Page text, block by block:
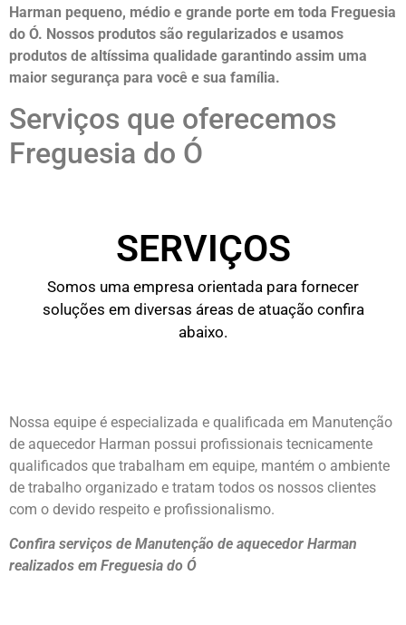
Harman pequeno, médio e grande porte em toda Freguesia
do Ó. Nossos produtos são regularizados e usamos
produtos de altíssima qualidade garantindo assim uma
maior segurança para você e sua família.
Serviços que oferecemos
Freguesia do Ó
SERVIÇOS
Somos uma empresa orientada para fornecer
soluções em diversas áreas de atuação confira
abaixo.
Nossa equipe é especializada e qualificada em Manutenção
de aquecedor Harman possui profissionais tecnicamente
qualificados que trabalham em equipe, mantém o ambiente
de trabalho organizado e tratam todos os nossos clientes
com o devido respeito e profissionalismo.
Confira serviços de Manutenção de aquecedor Harman
realizados em Freguesia do Ó